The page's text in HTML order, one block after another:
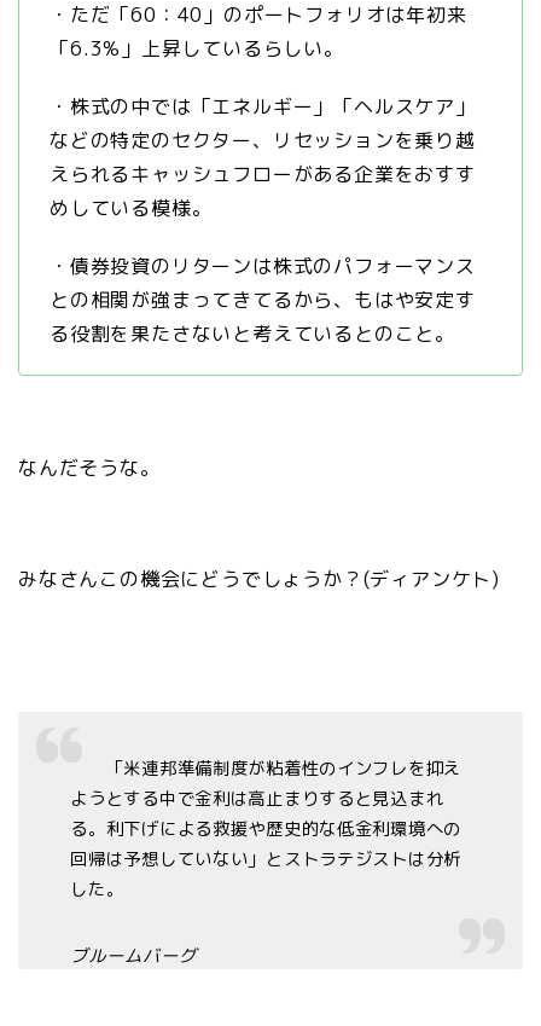
・ただ「60：40」のポートフォリオは年初来
「6.3%」上昇しているらしい。
・株式の中では「エネルギー」「ヘルスケア」
などの特定のセクター、リセッションを乗り越
えられるキャッシュフローがある企業をおすす
めしている模様。
・債券投資のリターンは株式のパフォーマンス
との相関が強まってきてるから、もはや安定す
る役割を果たさないと考えているとのこと。
なんだそうな。
みなさんこの機会にどうでしょうか？(ディアンケト)
「米連邦準備制度が粘着性のインフレを抑え
ようとする中で金利は高止まりすると見込まれ
る。利下げによる救援や歴史的な低金利環境への
回帰は予想していない」とストラテジストは分析
した。
ブルームバーグ